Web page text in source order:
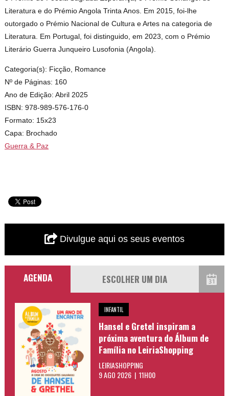
Literatura e do Prémio Angola Trinta Anos. Em 2015, foi-lhe
outorgado o Prémio Nacional de Cultura e Artes na categoria de
Literatura. Em Portugal, foi distinguido, em 2023, com o Prémio
Literário Guerra Junqueiro Lusofonia (Angola).
Categoria(s): Ficção, Romance
Nº de Páginas: 160
Ano de Edição: Abril 2025
ISBN: 978-989-576-176-0
Formato: 15x23
Capa: Brochado
Guerra & Paz
Divulgue aqui os seus eventos
AGENDA
INFANTIL
Hansel e Gretel inspiram a
próxima aventura do Álbum de
Família no LeiriaShopping
LEIRIASHOPPING
9 AGO 2026 | 11H00